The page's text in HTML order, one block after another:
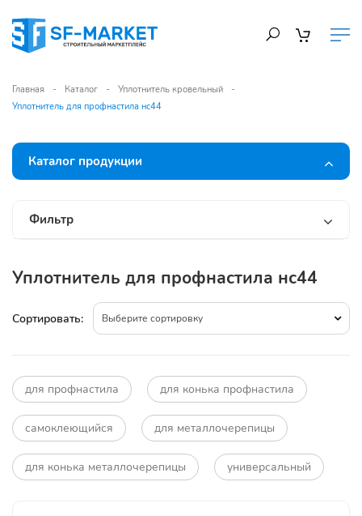
Главная Каталог
Уплотнитель кровельный
Уплотнитель для профнастила нс44
Каталог продукции
Фильтр
Уплотнитель для профнастила нс44
Сортировать: Выберите сортировку
для профнастила для конька профнастила
самоклеющийся для металлочерепицы
для конька металлочерепицы универсальный